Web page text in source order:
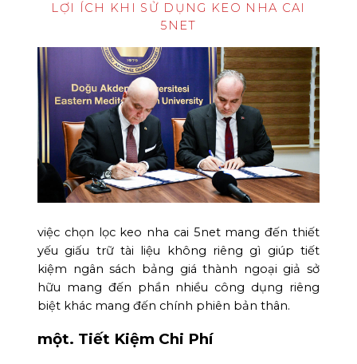
LỢI ÍCH KHI SỬ DỤNG KEO NHA CAI
5NET
việc chọn lọc keo nha cai 5net mang đến thiết
yếu giấu trữ tài liệu không riêng gì giúp tiết
kiệm ngân sách bảng giá thành ngoại giả sở
hữu mang đến phần nhiều công dụng riêng
biệt khác mang đến chính phiên bản thân.
một. Tiết Kiệm Chi Phí